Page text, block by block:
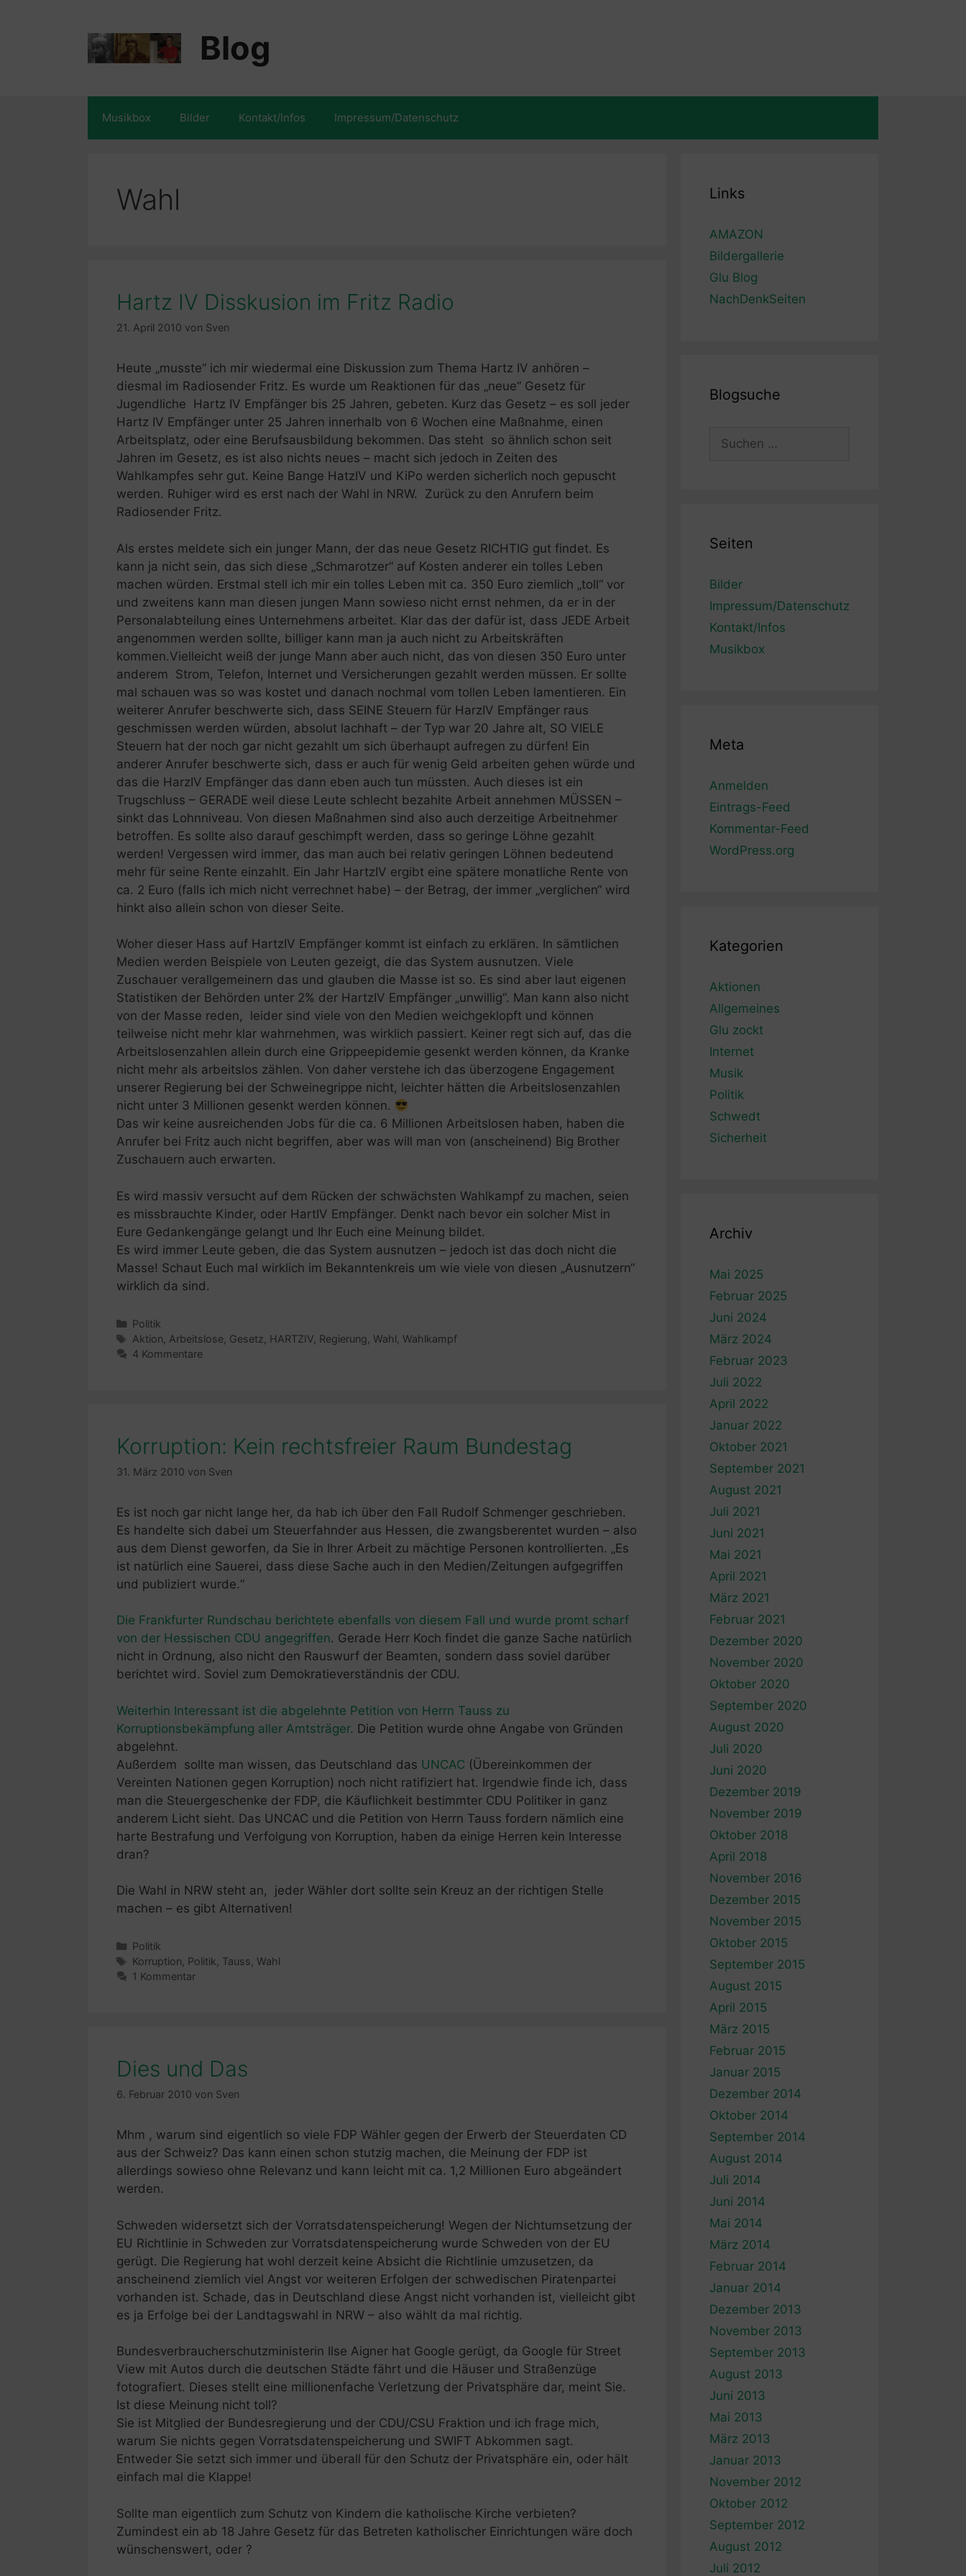
Blog
Musikbox Bilder Kontakt/Infos Impressum/Datenschutz
Wahl
Hartz IV Disskusion im Fritz Radio
21. April 2010 von Sven
Heute „musste“ ich mir wiedermal eine Diskussion zum Thema Hartz IV anhören –
diesmal im Radiosender Fritz. Es wurde um Reaktionen für das „neue“ Gesetz für
Jugendliche Hartz IV Empfänger bis 25 Jahren, gebeten. Kurz das Gesetz – es soll jeder
Hartz IV Empfänger unter 25 Jahren innerhalb von 6 Wochen eine Maßnahme, einen
Arbeitsplatz, oder eine Berufsausbildung bekommen. Das steht so ähnlich schon seit
Jahren im Gesetz, es ist also nichts neues – macht sich jedoch in Zeiten des
Wahlkampfes sehr gut. Keine Bange HatzIV und KiPo werden sicherlich noch gepuscht
werden. Ruhiger wird es erst nach der Wahl in NRW. Zurück zu den Anrufern beim
Radiosender Fritz.
Als erstes meldete sich ein junger Mann, der das neue Gesetz RICHTIG gut findet. Es
kann ja nicht sein, das sich diese „Schmarotzer“ auf Kosten anderer ein tolles Leben
machen würden. Erstmal stell ich mir ein tolles Leben mit ca. 350 Euro ziemlich „toll“ vor
und zweitens kann man diesen jungen Mann sowieso nicht ernst nehmen, da er in der
Personalabteilung eines Unternehmens arbeitet. Klar das der dafür ist, dass JEDE Arbeit
angenommen werden sollte, billiger kann man ja auch nicht zu Arbeitskräften
kommen.Vielleicht weiß der junge Mann aber auch nicht, das von diesen 350 Euro unter
anderem Strom, Telefon, Internet und Versicherungen gezahlt werden müssen. Er sollte
mal schauen was so was kostet und danach nochmal vom tollen Leben lamentieren. Ein
weiterer Anrufer beschwerte sich, dass SEINE Steuern für HarzIV Empfänger raus
geschmissen werden würden, absolut lachhaft – der Typ war 20 Jahre alt, SO VIELE
Steuern hat der noch gar nicht gezahlt um sich überhaupt aufregen zu dürfen! Ein
anderer Anrufer beschwerte sich, dass er auch für wenig Geld arbeiten gehen würde und
das die HarzIV Empfänger das dann eben auch tun müssten. Auch dieses ist ein
Trugschluss – GERADE weil diese Leute schlecht bezahlte Arbeit annehmen MÜSSEN –
sinkt das Lohnniveau. Von diesen Maßnahmen sind also auch derzeitige Arbeitnehmer
betroffen. Es sollte also darauf geschimpft werden, dass so geringe Löhne gezahlt
werden! Vergessen wird immer, das man auch bei relativ geringen Löhnen bedeutend
mehr für seine Rente einzahlt. Ein Jahr HartzIV ergibt eine spätere monatliche Rente von
ca. 2 Euro (falls ich mich nicht verrechnet habe) – der Betrag, der immer „verglichen“ wird
hinkt also allein schon von dieser Seite.
Woher dieser Hass auf HartzIV Empfänger kommt ist einfach zu erklären. In sämtlichen
Medien werden Beispiele von Leuten gezeigt, die das System ausnutzen. Viele
Zuschauer verallgemeinern das und glauben die Masse ist so. Es sind aber laut eigenen
Statistiken der Behörden unter 2% der HartzIV Empfänger „unwillig“. Man kann also nicht
von der Masse reden, leider sind viele von den Medien weichgeklopft und können
teilweise nicht mehr klar wahrnehmen, was wirklich passiert. Keiner regt sich auf, das die
Arbeitslosenzahlen allein durch eine Grippeepidemie gesenkt werden können, da Kranke
nicht mehr als arbeitslos zählen. Von daher verstehe ich das überzogene Engagement
unserer Regierung bei der Schweinegrippe nicht, leichter hätten die Arbeitslosenzahlen
nicht unter 3 Millionen gesenkt werden können.
Das wir keine ausreichenden Jobs für die ca. 6 Millionen Arbeitslosen haben, haben die
Anrufer bei Fritz auch nicht begriffen, aber was will man von (anscheinend) Big Brother
Zuschauern auch erwarten.
Es wird massiv versucht auf dem Rücken der schwächsten Wahlkampf zu machen, seien
es missbrauchte Kinder, oder HartIV Empfänger. Denkt nach bevor ein solcher Mist in
Eure Gedankengänge gelangt und Ihr Euch eine Meinung bildet.
Es wird immer Leute geben, die das System ausnutzen – jedoch ist das doch nicht die
Masse! Schaut Euch mal wirklich im Bekanntenkreis um wie viele von diesen „Ausnutzern“
wirklich da sind.
Kategorien
Politik
Schlagwörter
Aktion Arbeitslose, Gesetz HARTZIV, Regierung Wahl Wahlkampf
4 Kommentare
Korruption: Kein rechtsfreier Raum Bundestag
31. März 2010 von Sven
Es ist noch gar nicht lange her, da hab ich über den Fall Rudolf Schmenger geschrieben.
Es handelte sich dabei um Steuerfahnder aus Hessen, die zwangsberentet wurden – also
aus dem Dienst geworfen, da Sie in Ihrer Arbeit zu mächtige Personen kontrollierten. „Es
ist natürlich eine Sauerei, dass diese Sache auch in den Medien/Zeitungen aufgegriffen
und publiziert wurde.“
Die Frankfurter Rundschau berichtete ebenfalls von diesem Fall und wurde promt scharf
von der Hessischen CDU angegriffen. Gerade Herr Koch findet die ganze Sache natürlich
nicht in Ordnung, also nicht den Rauswurf der Beamten, sondern dass soviel darüber
berichtet wird. Soviel zum Demokratieverständnis der CDU.
Weiterhin Interessant ist die abgelehnte Petition von Herrn Tauss zu
Korruptionsbekämpfung aller Amtsträger. Die Petition wurde ohne Angabe von Gründen
abgelehnt.
Außerdem sollte man wissen, das Deutschland das UNCAC (Übereinkommen der
Vereinten Nationen gegen Korruption) noch nicht ratifiziert hat. Irgendwie finde ich, dass
man die Steuergeschenke der FDP, die Käuflichkeit bestimmter CDU Politiker in ganz
anderem Licht sieht. Das UNCAC und die Petition von Herrn Tauss fordern nämlich eine
harte Bestrafung und Verfolgung von Korruption, haben da einige Herren kein Interesse
dran?
Die Wahl in NRW steht an, jeder Wähler dort sollte sein Kreuz an der richtigen Stelle
machen – es gibt Alternativen!
Kategorien
Politik
Schlagwörter
Korruption Politik Tauss Wahl
1 Kommentar
Dies und Das
6. Februar 2010 von Sven
Mhm , warum sind eigentlich so viele FDP Wähler gegen der Erwerb der Steuerdaten CD
aus der Schweiz? Das kann einen schon stutzig machen, die Meinung der FDP ist
allerdings sowieso ohne Relevanz und kann leicht mit ca. 1,2 Millionen Euro abgeändert
werden.
Schweden widersetzt sich der Vorratsdatenspeicherung! Wegen der Nichtumsetzung der
EU Richtlinie in Schweden zur Vorratsdatenspeicherung wurde Schweden von der EU
gerügt. Die Regierung hat wohl derzeit keine Absicht die Richtlinie umzusetzen, da
anscheinend ziemlich viel Angst vor weiteren Erfolgen der schwedischen Piratenpartei
vorhanden ist. Schade, das in Deutschland diese Angst nicht vorhanden ist, vielleicht gibt
es ja Erfolge bei der Landtagswahl in NRW – also wählt da mal richtig.
Bundesverbraucherschutzministerin Ilse Aigner hat Google gerügt, da Google für Street
View mit Autos durch die deutschen Städte fährt und die Häuser und Straßenzüge
fotografiert. Dieses stellt eine millionenfache Verletzung der Privatsphäre dar, meint Sie.
Ist diese Meinung nicht toll?
Sie ist Mitglied der Bundesregierung und der CDU/CSU Fraktion und ich frage mich,
warum Sie nichts gegen Vorratsdatenspeicherung und SWIFT Abkommen sagt.
Entweder Sie setzt sich immer und überall für den Schutz der Privatsphäre ein, oder hält
einfach mal die Klappe!
Sollte man eigentlich zum Schutz von Kindern die katholische Kirche verbieten?
Zumindest ein ab 18 Jahre Gesetz für das Betreten katholischer Einrichtungen wäre doch
wünschenswert, oder ?
Links
AMAZON
Bildergallerie
Glu Blog
NachDenkSeiten
Blogsuche
Seiten
Bilder
Impressum/Datenschutz
Kontakt/Infos
Musikbox
Meta
Anmelden
Eintrags-Feed
Kommentar-Feed
WordPress.org
Kategorien
Aktionen
Allgemeines
Glu zockt
Internet
Musik
Politik
Schwedt
Sicherheit
Archiv
Mai 2025
Februar 2025
Juni 2024
März 2024
Februar 2023
Juli 2022
April 2022
Januar 2022
Oktober 2021
September 2021
August 2021
Juli 2021
Juni 2021
Mai 2021
April 2021
März 2021
Februar 2021
Dezember 2020
November 2020
Oktober 2020
September 2020
August 2020
Juli 2020
Juni 2020
Dezember 2019
November 2019
Oktober 2018
April 2018
November 2016
Dezember 2015
November 2015
Oktober 2015
September 2015
August 2015
April 2015
März 2015
Februar 2015
Januar 2015
Dezember 2014
Oktober 2014
September 2014
August 2014
Juli 2014
Juni 2014
Mai 2014
März 2014
Februar 2014
Januar 2014
Dezember 2013
November 2013
September 2013
August 2013
Juni 2013
Mai 2013
März 2013
Januar 2013
November 2012
Oktober 2012
September 2012
August 2012
Juli 2012